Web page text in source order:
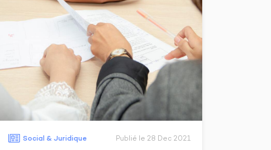
Social & Juridique Publié le 28 Dec 2021